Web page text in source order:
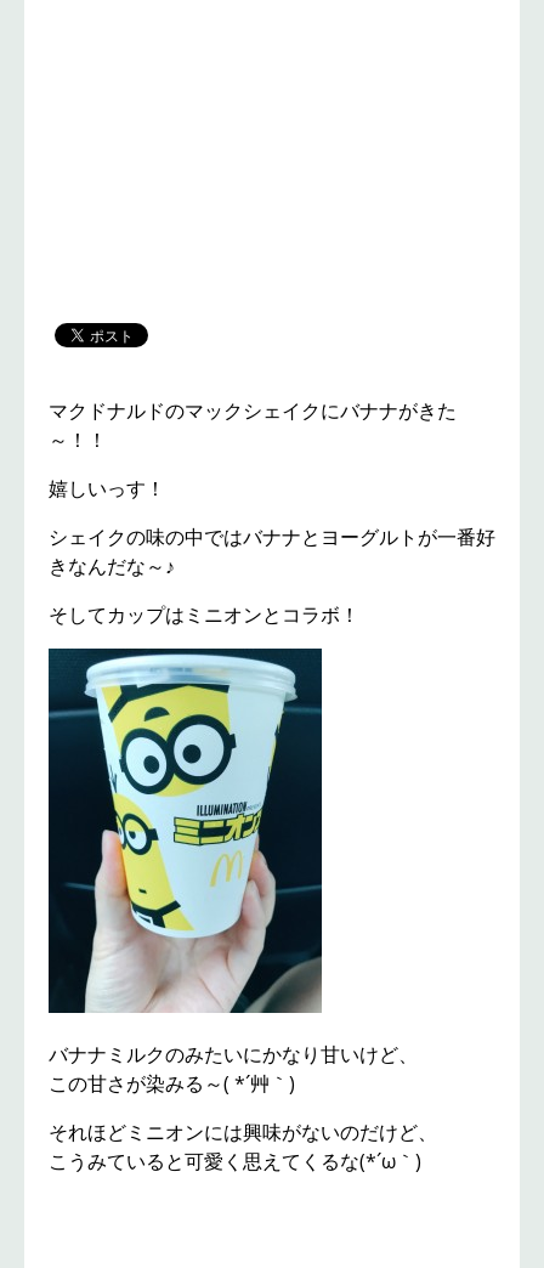
マクドナルドのマックシェイクにバナナがきた
～！！
嬉しいっす！
シェイクの味の中ではバナナとヨーグルトが一番好
きなんだな～♪
そしてカップはミニオンとコラボ！
バナナミルクのみたいにかなり甘いけど、
この甘さが染みる～( *´艸｀)
それほどミニオンには興味がないのだけど、
こうみていると可愛く思えてくるな(*´ω｀)